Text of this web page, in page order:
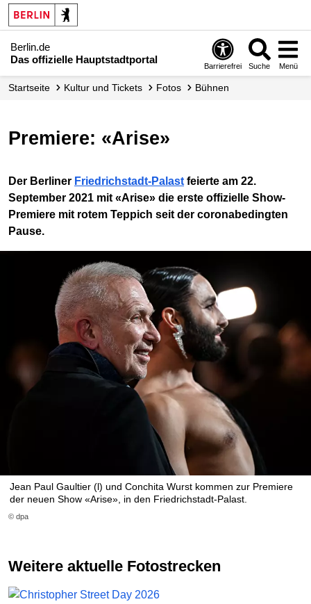
Berlin.de
Das offizielle Hauptstadtportal
Barrierefrei Suche Menü
Startseite Kultur und Tickets Fotos Bühnen
Premiere: «Arise»
Der Berliner Friedrichstadt-Palast feierte am 22.
September 2021 mit «Arise» die erste offizielle Show-
Premiere mit rotem Teppich seit der coronabedingten
Pause.
© dpa
Jean Paul Gaultier (l) und Conchita Wurst kommen zur Premiere
der neuen Show «Arise», in den Friedrichstadt-Palast.
Weitere aktuelle Fotostrecken